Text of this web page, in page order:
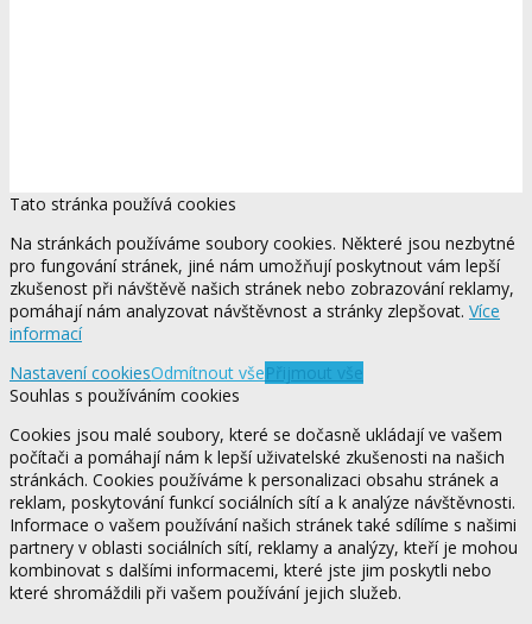
Tato stránka používá cookies
Na stránkách používáme soubory cookies. Některé jsou nezbytné
pro fungování stránek, jiné nám umožňují poskytnout vám lepší
zkušenost při návštěvě našich stránek nebo zobrazování reklamy,
pomáhají nám analyzovat návštěvnost a stránky zlepšovat. Více
informací
Nastavení cookiesOdmítnout všePřijmout vše
Souhlas s používáním cookies
Cookies jsou malé soubory, které se dočasně ukládají ve vašem
počítači a pomáhají nám k lepší uživatelské zkušenosti na našich
stránkách. Cookies používáme k personalizaci obsahu stránek a
reklam, poskytování funkcí sociálních sítí a k analýze návštěvnosti.
Informace o vašem používání našich stránek také sdílíme s našimi
partnery v oblasti sociálních sítí, reklamy a analýzy, kteří je mohou
kombinovat s dalšími informacemi, které jste jim poskytli nebo
které shromáždili při vašem používání jejich služeb.